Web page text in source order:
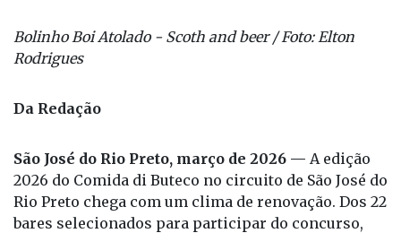
Bolinho Boi Atolado - Scoth and beer / Foto: Elton
Rodrigues
Da Redação
São José do Rio Preto, março de 2026 — A edição
2026 do Comida di Buteco no circuito de São José do
Rio Preto chega com um clima de renovação. Dos 22
bares selecionados para participar do concurso,